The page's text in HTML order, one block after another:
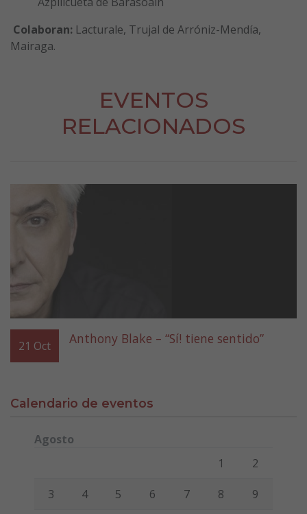
Colaboran: Lacturale, Trujal de Arróniz-Mendía,
Mairaga.
EVENTOS
RELACIONADOS
21 Oct Anthony Blake – “Sí! tiene sentido”
Calendario de eventos
Agosto
Viernes Sábado
1 2
3 4 5 6 7 8 9